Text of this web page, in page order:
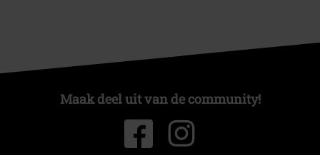
Maak deel uit van de community!